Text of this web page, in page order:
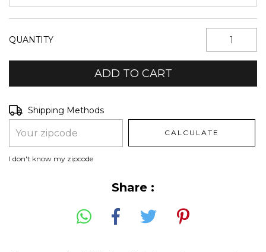
QUANTITY
Shipping for zipcode:
Shipping Methods
CALCULATE
I don't know my zipcode
Share :